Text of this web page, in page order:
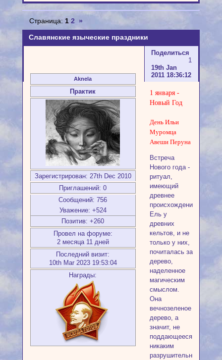
Славянские языческие праздники
Страница: 1 2 »
Поделиться
1
19th Jan
2011 18:36:12
Aknela
Практик
Зарегистрирован: 27th Dec 2010
Приглашений: 0
Сообщений: 756
Уважение: +524
Позитив: +260
Провел на форуме:
2 месяца 11 дней
Последний визит:
10th Mar 2023 19:53:04
Награды:
1 января -
Новый Год
День Ильи
Муромца
Авеши Перуна
Встреча
Нового года -
ритуал,
имеющий
древнее
происхождение.
Ель у
древних
кельтов, и не
только у них,
почиталась за
дерево,
наделенное
магическим
смыслом.
Она
вечнозеленое
дерево, а
значит, не
поддающееся
никаким
разрушительным